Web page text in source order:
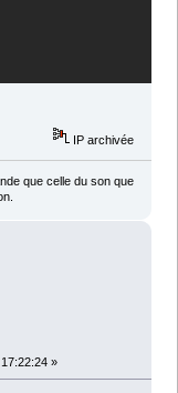
IP archivée
que celle du son que
»